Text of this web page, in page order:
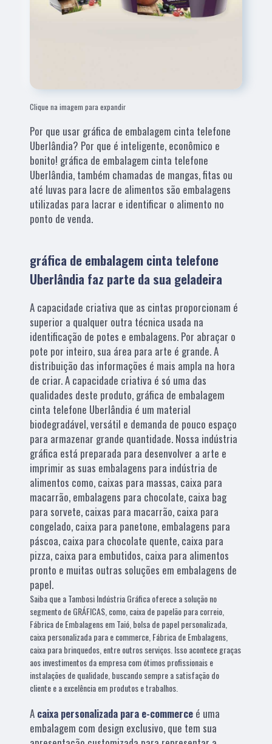
Clique na imagem para expandir
Por que usar gráfica de embalagem cinta telefone
Uberlândia? Por que é inteligente, econômico e
bonito! gráfica de embalagem cinta telefone
Uberlândia, também chamadas de mangas, fitas ou
até luvas para lacre de alimentos são embalagens
utilizadas para lacrar e identificar o alimento no
ponto de venda.
gráfica de embalagem cinta telefone
Uberlândia faz parte da sua geladeira
A capacidade criativa que as cintas proporcionam é
superior a qualquer outra técnica usada na
identificação de potes e embalagens. Por abraçar o
pote por inteiro, sua área para arte é grande. A
distribuição das informações é mais ampla na hora
de criar. A capacidade criativa é só uma das
qualidades deste produto, gráfica de embalagem
cinta telefone Uberlândia é um material
biodegradável, versátil e demanda de pouco espaço
para armazenar grande quantidade. Nossa indústria
gráfica está preparada para desenvolver a arte e
imprimir as suas embalagens para indústria de
alimentos como, caixas para massas, caixa para
macarrão, embalagens para chocolate, caixa bag
para sorvete, caixas para macarrão, caixa para
congelado, caixa para panetone, embalagens para
páscoa, caixa para chocolate quente, caixa para
pizza, caixa para embutidos, caixa para alimentos
pronto e muitas outras soluções em embalagens de
papel.
Saiba que a Tambosi Indústria Gráfica oferece a solução no
segmento de GRÁFICAS, como, caixa de papelão para correio,
Fábrica de Embalagens em Taió, bolsa de papel personalizada,
caixa personalizada para e commerce, Fábrica de Embalagens,
caixa para brinquedos, entre outros serviços. Isso acontece graças
aos investimentos da empresa com ótimos profissionais e
instalações de qualidade, buscando sempre a satisfação do
cliente e a excelência em produtos e trabalhos.
A caixa personalizada para e-commerce é uma
embalagem com design exclusivo, que tem sua